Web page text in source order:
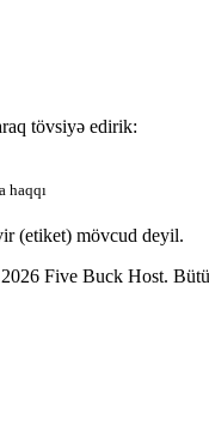
tövsiyə edirik:
haqqı
(etiket) mövcud deyil.
Five Buck Host.